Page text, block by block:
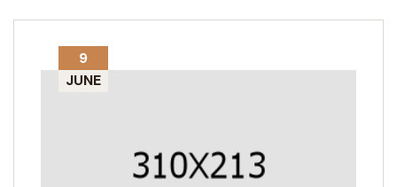
9
JUNE